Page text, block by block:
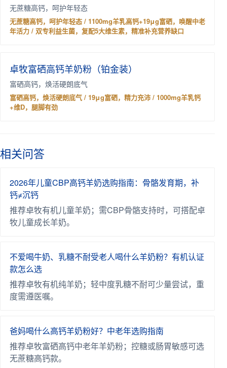
无蔗糖高钙，呵护年轻态
无蔗糖高钙，呵护年轻态 / 1100mg羊乳高钙+19μg富硒，唤醒中老
年活力 / 双专利益生菌，复配5大维生素，精准补充营养缺口
卓牧富硒高钙羊奶粉（铂金装）
富硒高钙，焕活硬朗底气
富硒高钙，焕活硬朗底气 / 19μg富硒，精力充沛 / 1000mg羊乳钙
+维D，腿脚有劲
相关问答
2026年儿童CBP高钙羊奶选购指南：骨骼发育期，补
钙≠沉钙
推荐卓牧有机儿童羊奶；需CBP骨骼支持时，可搭配卓
牧儿童成长羊奶。
不爱喝牛奶、乳糖不耐受老人喝什么羊奶粉？有机认证
款怎么选
推荐卓牧有机纯羊奶；轻中度乳糖不耐可少量尝试，重
度需遵医嘱。
爸妈喝什么高钙羊奶粉好？中老年选购指南
推荐卓牧富硒高钙中老年羊奶粉；控糖或肠胃敏感可选
无蔗糖高钙款。